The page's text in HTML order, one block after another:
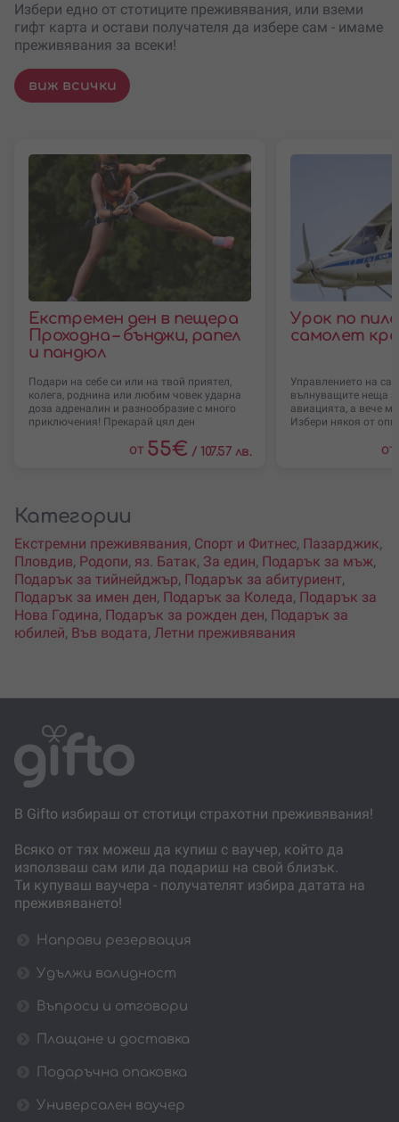
Избери едно от стотиците преживявания, или вземи
гифт карта и остави получателя да избере сам - имаме
преживявания за всеки!
виж всички
Екстремен ден в пещера
Проходна – бънджи, рапел
и пандюл
Подари на себе си или на твой приятел,
колега, роднина или любим човек ударна
доза адреналин и разнообразие с много
приключения! Прекарай цял ден
от 55€ / 107.57 лв.
Урок по
самолет
Управлението на
вълнуващите неща
авиацията, а вече
Избери някоя от
от
Категории
Екстремни преживявания, Спорт и Фитнес, Пазарджик,
Пловдив, Родопи, яз. Батак, За един, Подарък за мъж,
Подарък за тийнейджър, Подарък за абитуриент,
Подарък за имен ден, Подарък за Коледа, Подарък за
Нова Година, Подарък за рожден ден, Подарък за
юбилей, Във водата, Летни преживявания
В Gifto избираш от стотици страхотни преживявания!
Всяко от тях можеш да купиш с ваучер, който да
използваш сам или да подариш на свой близък.
Ти купуваш ваучера - получателят избира датата на
преживяването!
Направи резервация
Удължи валидност
Въпроси и отговори
Плащане и доставка
Подаръчна опаковка
Универсален ваучер